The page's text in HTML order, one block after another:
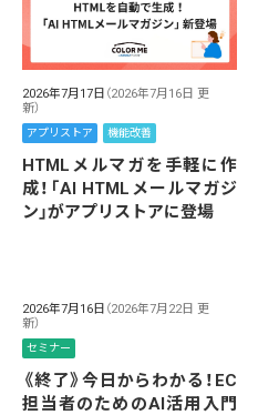
2026年7月17日 （2026年7月16日 更
新）
アプリストア 機能改善
HTMLメルマガを手軽に作
成！「AI HTMLメールマガジ
ン」がアプリストアに登場
2026年7月16日 （2026年7月22日 更
新）
セミナー
《終了》今日からわかる！EC
担当者のためのAI活用入門